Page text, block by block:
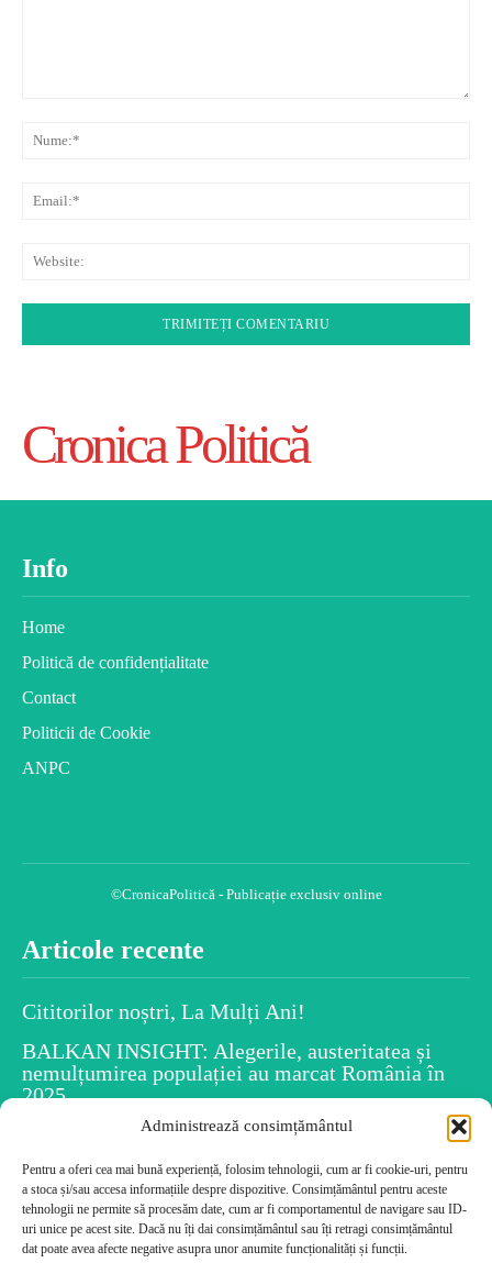
Administrează consimțământul
Pentru a oferi cea mai bună experiență, folosim tehnologii, cum ar fi cookie-uri, pentru
a stoca și/sau accesa informațiile despre dispozitive. Consimțământul pentru aceste
tehnologii ne permite să procesăm date, cum ar fi comportamentul de navigare sau ID-
uri unice pe acest site. Dacă nu îți dai consimțământul sau îți retragi consimțământul
dat poate avea afecte negative asupra unor anumite funcționalități și funcții.
Cronica Politică
Info
Home
Politică de confidențialitate
Contact
Politicii de Cookie
ANPC
©CronicaPolitică - Publicație exclusiv online
Articole recente
Cititorilor noștri, La Mulți Ani!
BALKAN INSIGHT: Alegerile, austeritatea și
nemulțumirea populației au marcat România în
2025
Spiritul Crăciunului este în fiecare dintre noi
Uiti numele persoanelor după ce le-ai întâlnit?
Psihologia dezvăluie caracteristicile tale!
Cele mai citite